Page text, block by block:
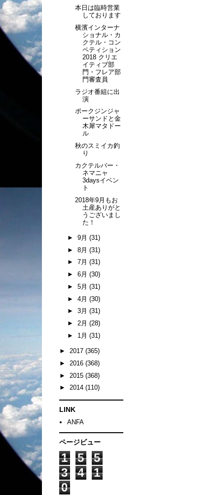
本日は臨時営業
しております
横濱インターナ
ショナル・カ
クテル・コン
ペティション
2018 クリエ
イティブ部
門・フレア部
門審査員
ラジオ番組に出
演
ポークジンジャ
ーサンドと金
木犀マタドー
ル
秋のスミイカ釣
り
カクテルバー・
ネマニャ
3daysイベン
ト
2018年9月もお
土産ありがと
うございまし
た！
► 9月 (31)
► 8月 (31)
► 7月 (31)
► 6月 (30)
► 5月 (31)
► 4月 (30)
► 3月 (31)
► 2月 (28)
► 1月 (31)
► 2017 (365)
► 2016 (368)
► 2015 (368)
► 2014 (110)
LINK
ANFA
ページビュー
1 5
5
3
4
1
0